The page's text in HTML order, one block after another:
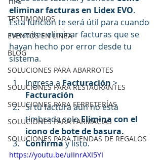
TESTIMONIOS
EVENTOS EN LINEA
BLOG
SOLUCIONES PARA ABARROTES
SOLUCIONES PARA RESTAURANTES
SOLUCIONES PARA FERRETERÍAS
SOLUCIONES PARA FARMACIAS
SOLUCIONES PARA TIENDAS DE REGALOS
eliminar facturas en Lidex EVO.
Esta función te será útil para cuando
necesites eliminar facturas que se
hayan hecho por error desde tu
sistema.
Ingresa a Facturación >
Facturación
Si tu factura aún no está
timbrada solo Elimina con el
icono de bote de basura.
Confirma y listo.
https://youtu.be/uIInrAXI5YI